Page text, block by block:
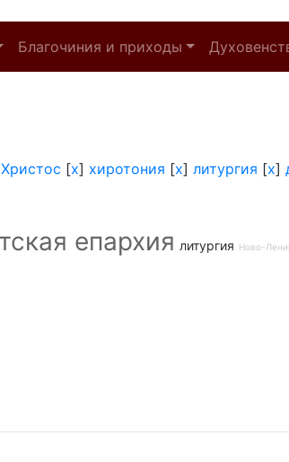
Благочиния и приходы
Христос [x] хиротония [x] литургия [x]
епархия литургия Ново-